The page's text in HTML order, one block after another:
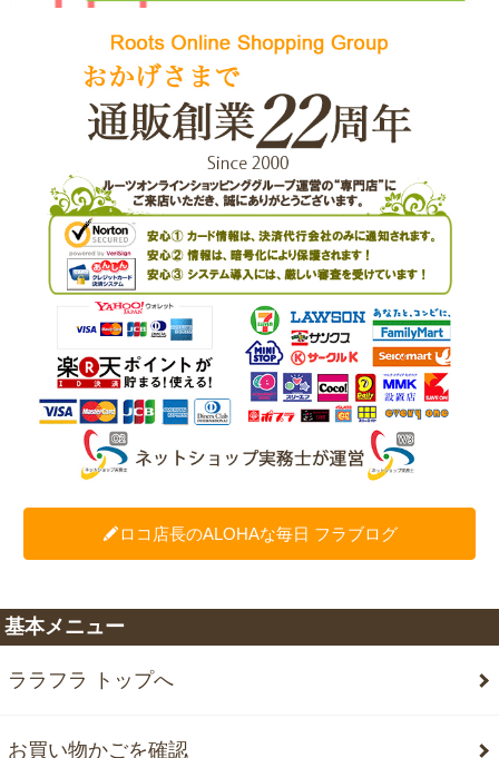
ロコ店長のALOHAな毎日 フラブログ
基本メニュー
ララフラ トップへ
お買い物かごを確認